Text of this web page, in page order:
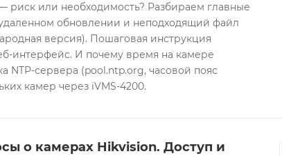
или необходимость? Разбираем главные
обновлении и неподходящий файл
версия). Пошаговая инструкция
интерфейс. И почему время на камере
NTP-сервера (pool.ntp.org, часовой пояс
камер через iVMS-4200.
о камерах Hikvision. Доступ и